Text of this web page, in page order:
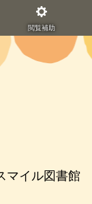
閲覧補助
イル図書館